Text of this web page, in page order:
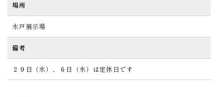
場所
水戸展示場
備考
２９日（水）、６日（水）は定休日です